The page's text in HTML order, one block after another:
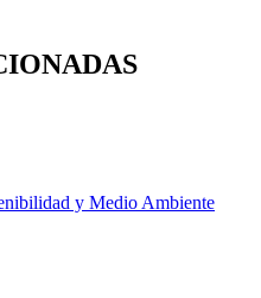
y Medio Ambiente